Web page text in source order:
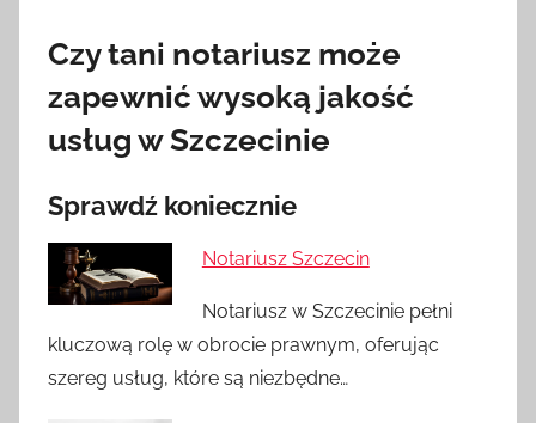
Czy tani notariusz może
zapewnić wysoką jakość
usług w Szczecinie
Sprawdź koniecznie
Notariusz Szczecin
Notariusz w Szczecinie pełni
kluczową rolę w obrocie prawnym, oferując
szereg usług, które są niezbędne…